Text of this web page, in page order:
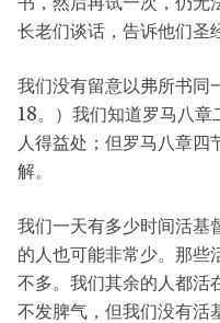
长老们谈话，告诉他们圣
我们没有留意以弗所书同
18。）我们知道罗马八章
人得益处；但罗马八章
解。
我们一天有多少时间活基
的人也可能非常少。那些
不多。我们其余的人都活
不发脾气，但我们没有活